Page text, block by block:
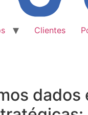
Clientes
dados